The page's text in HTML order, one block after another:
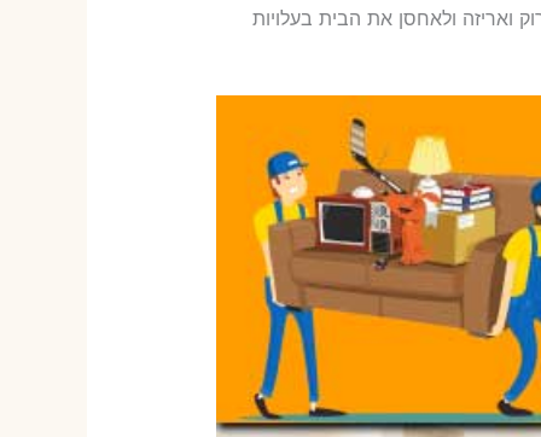
ואריזה ולאחסן את הבית בעלויות